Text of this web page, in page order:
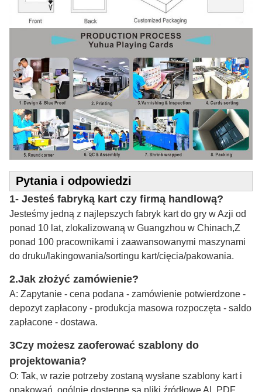
Pytania i odpowiedzi
1- Jesteś fabryką kart czy firmą handlową?
Jesteśmy jedną z najlepszych fabryk kart do gry w Azji od
ponad 10 lat, zlokalizowaną w Guangzhou w Chinach,Z
ponad 100 pracownikami i zaawansowanymi maszynami
do druku/lakingowania/sortingu kart/cięcia/pakowania.
2.Jak złożyć zamówienie?
A: Zapytanie - cena podana - zamówienie potwierdzone -
depozyt zapłacony - produkcja masowa rozpoczęta - saldo
zapłacone - dostawa.
3Czy możesz zaoferować szablony do
projektowania?
O: Tak, w razie potrzeby zostaną wysłane szablony kart i